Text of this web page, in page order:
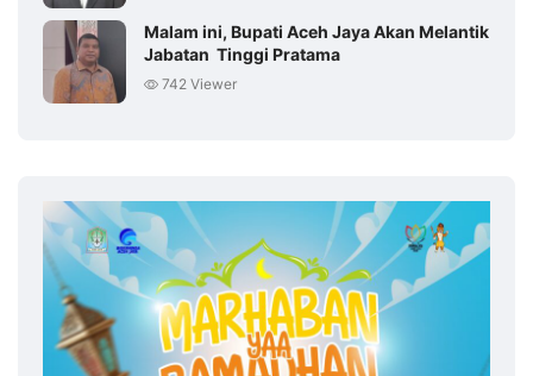
Malam ini, Bupati Aceh Jaya Akan Melantik
Jabatan Tinggi Pratama
742 Viewer